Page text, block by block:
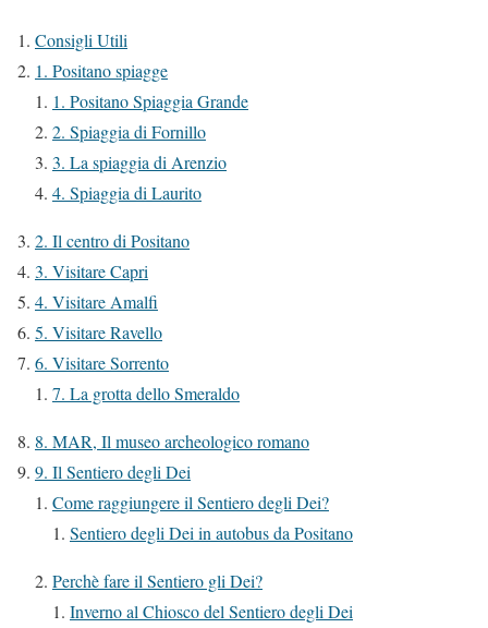
Consigli Utili
1. Positano spiagge
1. Positano Spiaggia Grande
2. Spiaggia di Fornillo
3. La spiaggia di Arenzio
4. Spiaggia di Laurito
2. Il centro di Positano
3. Visitare Capri
4. Visitare Amalfi
5. Visitare Ravello
6. Visitare Sorrento
7. La grotta dello Smeraldo
8. MAR, Il museo archeologico romano
9. Il Sentiero degli Dei
Come raggiungere il Sentiero degli Dei?
Sentiero degli Dei in autobus da Positano
Perchè fare il Sentiero gli Dei?
Inverno al Chiosco del Sentiero degli Dei